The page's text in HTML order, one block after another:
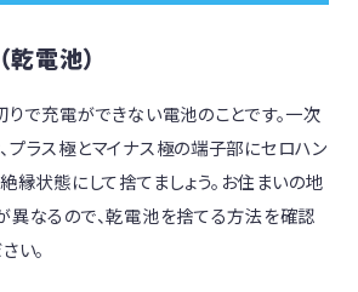
電池）
で充電ができない電池のことです。一次
プラス極とマイナス極の端子部にセロハン
縁状態にして捨てましょう。お住まいの地
異なるので、乾電池を捨てる方法を確認
い。